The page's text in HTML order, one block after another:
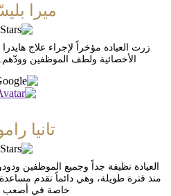
ميرا
زرت العيادة مؤخراً لإجراء علاج
الأخصائية ولطف الموظفين وودّهم.
تانيا
العيادة نظيفة جداً وجميع الموظفين
منذ فترة طويلة، وهي دائماً تقدم مساعدة
خاصة في أصعب